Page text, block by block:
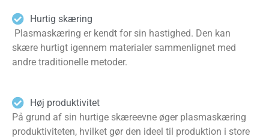
Hurtig skæring
Plasmaskæring er kendt for sin hastighed. Den kan
skære hurtigt igennem materialer sammenlignet med
andre traditionelle metoder.
Høj produktivitet
På grund af sin hurtige skæreevne øger plasmaskæring
produktiviteten, hvilket gør den ideel til produktion i store